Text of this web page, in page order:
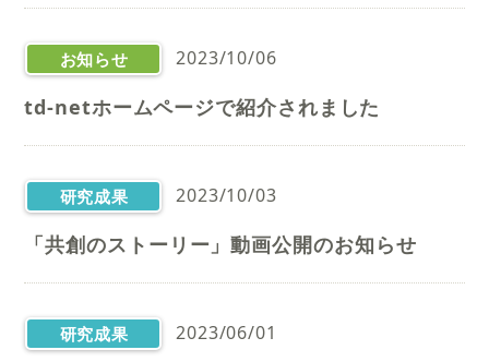
お知らせ 2023/10/06
td-netホームページで紹介されました
研究成果 2023/10/03
「共創のストーリー」動画公開のお知らせ
研究成果 2023/06/01